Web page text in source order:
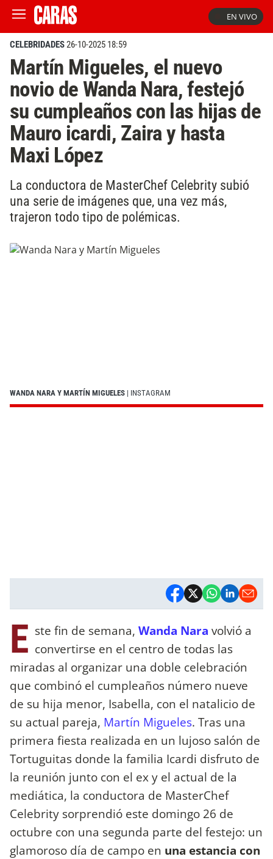
EN VIVO
CELEBRIDADES26-10-2025 18:59
Martín Migueles, el nuevo
novio de Wanda Nara, festejó
su cumpleaños con las hijas de
Mauro icardi, Zaira y hasta
Maxi López
La conductora de MasterChef Celebrity subió
una serie de imágenes que, una vez más,
trajeron todo tipo de polémicas.
WANDA NARA Y MARTÍN MIGUELES | INSTAGRAM
E ste fin de semana, Wanda Nara volvió a
convertirse en el centro de todas las
miradas al organizar una doble celebración
que combinó el cumpleaños número nueve
de su hija menor, Isabella, con el natalicio de
su actual pareja, Martín Migueles. Tras una
primera fiesta realizada en un lujoso salón de
Tortuguitas donde la familia Icardi disfruto de
la reunión junto con el ex y el actual de la
mediática, la conductora de MasterChef
Celebrity sorprendió este domingo 26 de
octubre con una segunda parte del festejo: un
glamoroso día de campo en una estancia con